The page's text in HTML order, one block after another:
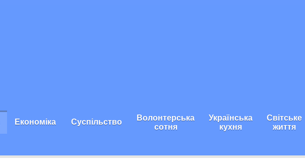
Економіка Суспільство Волонтерська
сотня
Українська
кухня
Світське
життя